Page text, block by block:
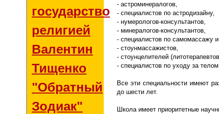
государством и
религией
Валентин
Тищенко
"Обратный
Зодиак"
- астроминералогов,
- специалистов по астродизайну,
- нумерологов-консультантов,
- минералогов-консультантов,
- специалистов по самомассажу
- стоунмассажистов,
- стоунцелителей
- специалистов по уходу за
Все эти специальности имеют
до шести лет.
Школа имеет приоритетные